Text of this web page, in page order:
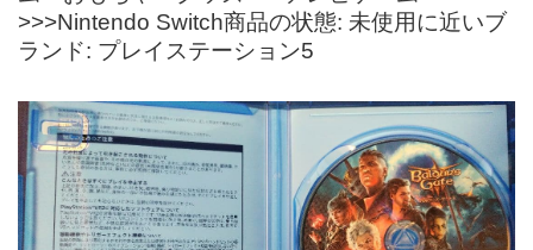
>>>Nintendo Switch商品の状態: 未使用に近いブ
ランド: プレイステーション5